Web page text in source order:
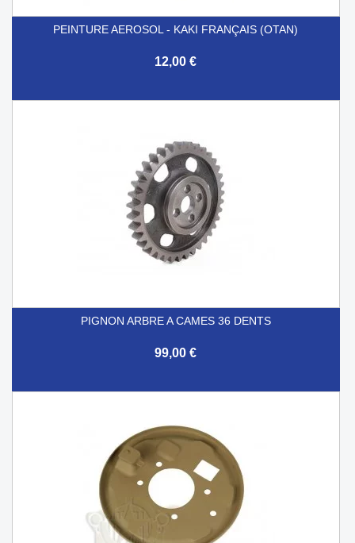
PEINTURE AEROSOL - KAKI FRANÇAIS (OTAN)
12,00 €
PIGNON ARBRE A CAMES 36 DENTS
99,00 €